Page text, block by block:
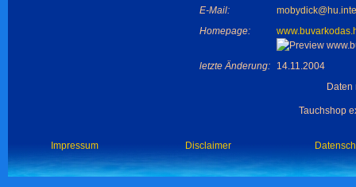
E-Mail:
Homepage:
letzte Änderung:
14.11.2004
Tauchshop
Impressum Disclaimer